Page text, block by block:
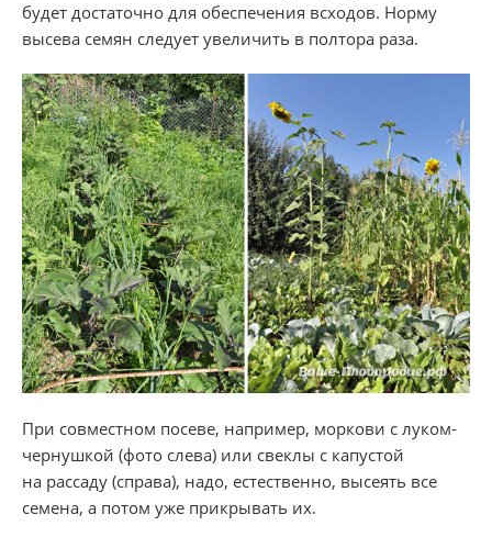
будет достаточно для обеспечения всходов. Норму
высева семян следует увеличить в полтора раза.
При совместном посеве, например, моркови с луком-
чернушкой (фото слева) или свеклы с капустой
на рассаду (справа), надо, естественно, высеять все
семена, а потом уже прикрывать их.